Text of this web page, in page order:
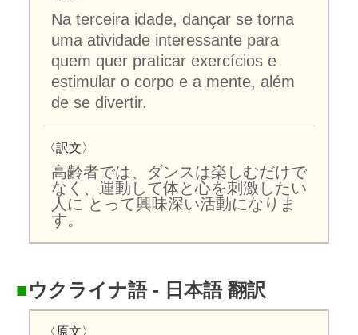
Na terceira idade, dançar se torna
uma atividade interessante para
quem quer praticar exercícios e
estimular o corpo e a mente, além
de se divertir.
〈訳文〉
高齢者では、ダンスは楽しむだけで
なく、運動して体と心を刺激したい
人に とって興味深い活動になりま
す。
■ウクライナ語 - 日本語 翻訳
〈原文〉